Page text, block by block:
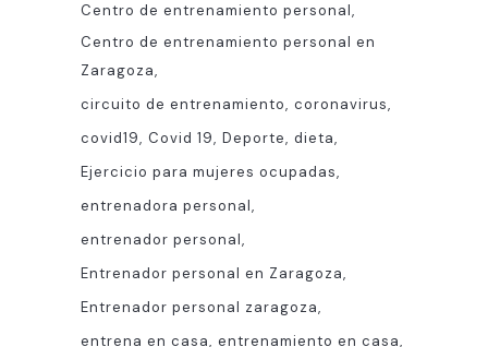
Centro de entrenamiento personal
Centro de entrenamiento personal en
Zaragoza
circuito de entrenamiento coronavirus
covid19
Covid 19 Deporte dieta
Ejercicio para mujeres ocupadas
entrenadora personal
entrenador personal
Entrenador personal en Zaragoza
Entrenador personal zaragoza
entrena en casa entrenamiento en casa